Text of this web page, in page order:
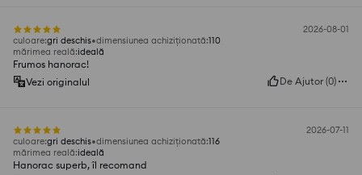
2026-08-01
culoare:gri deschis dimensiunea achiziționată:110
mărimea reală:ideală
Frumos hanorac!
Vezi originalul
De Ajutor (0)
2026-07-11
culoare:gri deschis dimensiunea achiziționată:116
mărimea reală:ideală
Hanorac superb, îl recomand